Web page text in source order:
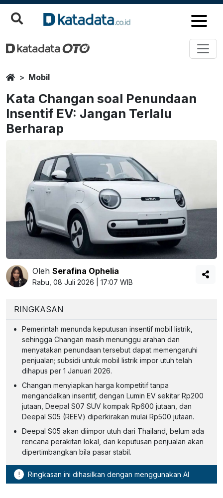
HomeMobil
Kata Changan soal Penundaan
Insentif EV: Jangan Terlalu
Berharap
Oleh Serafina Ophelia
Rabu, 08 Juli 2026 | 17:07 WIB
RINGKASAN
Pemerintah menunda keputusan insentif mobil listrik,
sehingga Changan masih menunggu arahan dan
menyatakan penundaan tersebut dapat memengaruhi
penjualan; subsidi untuk mobil listrik impor utuh telah
dihapus per 1 Januari 2026.
Changan menyiapkan harga kompetitif tanpa
mengandalkan insentif, dengan Lumin EV sekitar Rp200
jutaan, Deepal S07 SUV kompak Rp600 jutaan, dan
Deepal S05 (REEV) diperkirakan mulai Rp500 jutaan.
Deepal S05 akan diimpor utuh dari Thailand, belum ada
rencana perakitan lokal, dan keputusan penjualan akan
dipertimbangkan bila pasar stabil.
! Ringkasan ini dihasilkan dengan menggunakan AI